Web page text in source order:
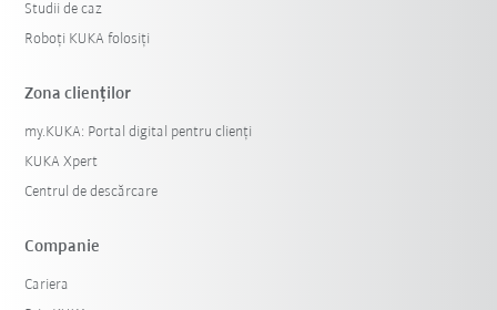
Resetează filtre
Studii de caz
Roboți KUKA folosiți
Zona clienților
my.KUKA: Portal digital pentru clienți
KUKA Xpert
Centrul de descărcare
Companie
Cariera